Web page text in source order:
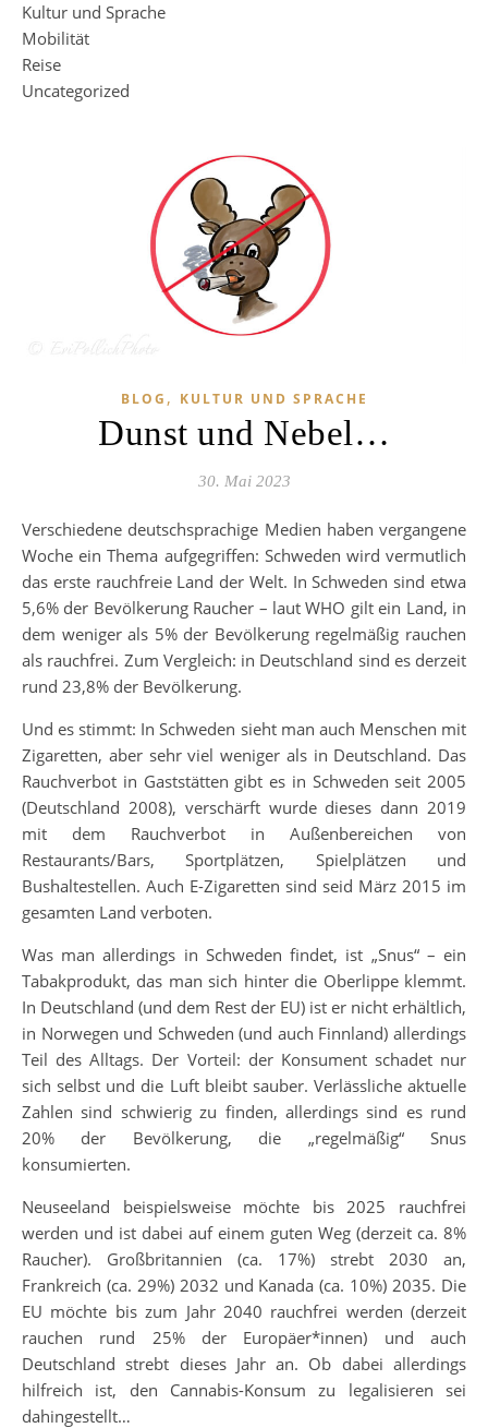
Kultur und Sprache
Mobilität
Reise
Uncategorized
BLOG , KULTUR UND SPRACHE
Dunst und Nebel…
30. Mai 2023
Verschiedene deutschsprachige Medien haben vergangene
Woche ein Thema aufgegriffen: Schweden wird vermutlich
das erste rauchfreie Land der Welt. In Schweden sind etwa
5,6% der Bevölkerung Raucher – laut WHO gilt ein Land, in
dem weniger als 5% der Bevölkerung regelmäßig rauchen
als rauchfrei. Zum Vergleich: in Deutschland sind es derzeit
rund 23,8% der Bevölkerung.
Und es stimmt: In Schweden sieht man auch Menschen mit
Zigaretten, aber sehr viel weniger als in Deutschland. Das
Rauchverbot in Gaststätten gibt es in Schweden seit 2005
(Deutschland 2008), verschärft wurde dieses dann 2019
mit dem Rauchverbot in Außenbereichen von
Restaurants/Bars, Sportplätzen, Spielplätzen und
Bushaltestellen. Auch E-Zigaretten sind seid März 2015 im
gesamten Land verboten.
Was man allerdings in Schweden findet, ist „Snus“ – ein
Tabakprodukt, das man sich hinter die Oberlippe klemmt.
In Deutschland (und dem Rest der EU) ist er nicht erhältlich,
in Norwegen und Schweden (und auch Finnland) allerdings
Teil des Alltags. Der Vorteil: der Konsument schadet nur
sich selbst und die Luft bleibt sauber. Verlässliche aktuelle
Zahlen sind schwierig zu finden, allerdings sind es rund
20% der Bevölkerung, die „regelmäßig“ Snus
konsumierten.
Neuseeland beispielsweise möchte bis 2025 rauchfrei
werden und ist dabei auf einem guten Weg (derzeit ca. 8%
Raucher). Großbritannien (ca. 17%) strebt 2030 an,
Frankreich (ca. 29%) 2032 und Kanada (ca. 10%) 2035. Die
EU möchte bis zum Jahr 2040 rauchfrei werden (derzeit
rauchen rund 25% der Europäer*innen) und auch
Deutschland strebt dieses Jahr an. Ob dabei allerdings
hilfreich ist, den Cannabis-Konsum zu legalisieren sei
dahingestellt…